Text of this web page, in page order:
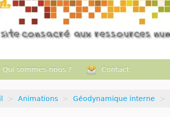
Qui sommes-nous ? Contact
> Animations > Géodynamique interne >